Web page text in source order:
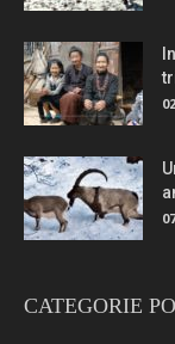
CATEGORIE